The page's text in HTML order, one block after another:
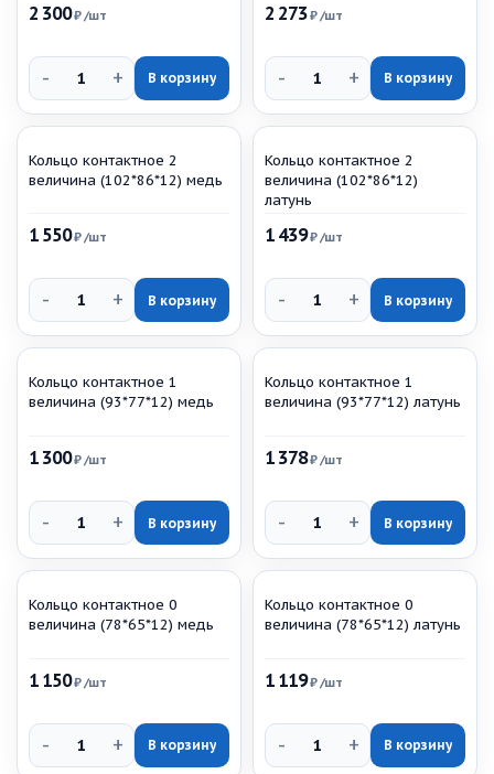
2 300₽ /шт
- + В корзину
2 273₽ /шт
- + В корзину
Кольцо контактное 2
величина (102*86*12) медь
1 550₽/шт
- + В корзину
Кольцо контактное 2
величина (102*86*12)
латунь
1 439₽/шт
- + В корзину
Кольцо контактное 1
величина (93*77*12) медь
1 300₽/шт
- + В корзину
Кольцо контактное 1
величина (93*77*12) латунь
1 378₽/шт
- + В корзину
Кольцо контактное 0
величина (78*65*12) медь
1 150₽ /шт
- + В корзину
Кольцо контактное 0
величина (78*65*12) латунь
1 119₽ /шт
- + В корзину